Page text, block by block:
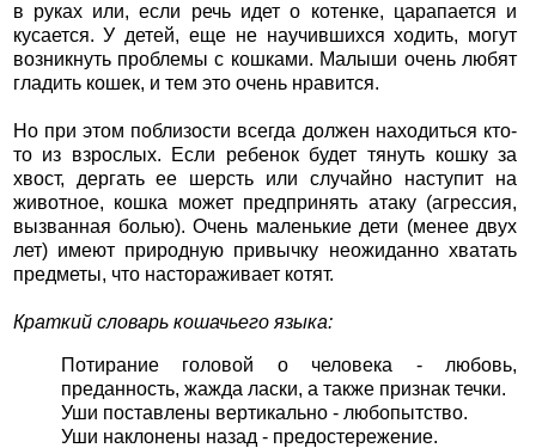
в руках или, если речь идет о котенке, царапается и
кусается. У детей, еще не научившихся ходить, могут
возникнуть проблемы с кошками. Малыши очень любят
гладить кошек, и тем это очень нравится.
Но при этом поблизости всегда должен находиться кто-
то из взрослых. Если ребенок будет тянуть кошку за
хвост, дергать ее шерсть или случайно наступит на
животное, кошка может предпринять атаку (агрессия,
вызванная болью). Очень маленькие дети (менее двух
лет) имеют природную привычку неожиданно хватать
предметы, что настораживает котят.
Краткий словарь кошачьего языка:
Потирание головой о человека - любовь,
преданность, жажда ласки, а также признак течки.
Уши поставлены вертикально - любопытство.
Уши наклонены назад - предостережение.